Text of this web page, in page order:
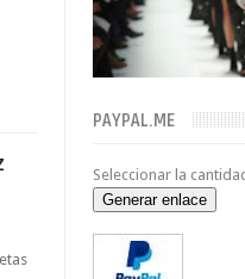
PAYPAL.ME
Seleccionar la
Generar enlace